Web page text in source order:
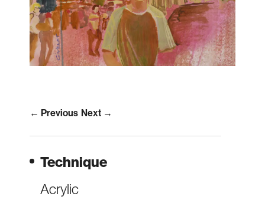
Technique
Acrylic
← Previous Next →